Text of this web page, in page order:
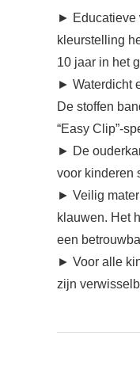
► Educatieve
kleurstelling
10 jaar in het
► Waterdicht
De stoffen
“Easy Clip”-
► De
voor kinderen
► Veilig
klauwen. Het
een
► Voor alle
zijn